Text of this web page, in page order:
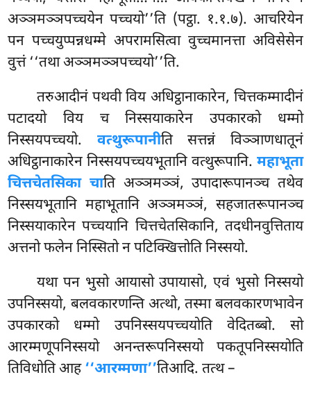
अञ्ञमञ्ञपच्चयेन पच्चयो’’ति (पट्ठा. १.१.७). आचरियेन
पन पच्चयुप्पन्नधम्मे अपरामसित्वा वुच्चमानत्ता अविसेसेन
वुत्तं ‘‘तथा अञ्ञमञ्ञपच्चयो’’ति.
तरुआदीनं पथवी विय अधिट्ठानाकारेन, चित्तकम्मादीनं
पटादयो विय च निस्सयाकारेन उपकारको धम्मो
निस्सयपच्चयो. वत्थुरूपानीति सत्तन्नं विञ्ञाणधातूनं
अधिट्ठानाकारेन निस्सयपच्चयभूतानि वत्थुरूपानि. महाभूता
चित्तचेतसिका चाति अञ्ञमञ्ञं, उपादारूपानञ्च तथेव
निस्सयभूतानि महाभूतानि अञ्ञमञ्ञं, सहजातरूपानञ्च
निस्सयाकारेन पच्चयानि चित्तचेतसिकानि, तदधीनवुत्तिताय
अत्तनो फलेन निस्सितो न पटिक्खित्तोति निस्सयो.
यथा पन भुसो आयासो उपायासो, एवं भुसो निस्सयो
उपनिस्सयो, बलवकारणन्ति अत्थो, तस्मा बलवकारणभावेन
उपकारको धम्मो उपनिस्सयपच्चयोति वेदितब्बो. सो
आरम्मणूपनिस्सयो अनन्तरूपनिस्सयो पकतूपनिस्सयोति
तिविधोति आह‘‘आरम्मणा’’तिआदि. तत्थ –